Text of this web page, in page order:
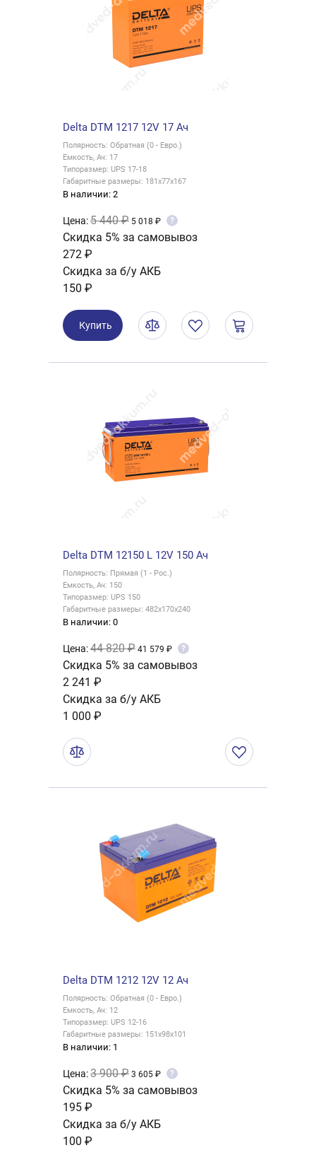
Delta DTM 1217 12V 17 Ач
Полярность: Обратная (0 - Евро.)
Емкость, Ач: 17
Типоразмер: UPS 17-18
Габаритные размеры: 181x77x167
В наличии: 2
Цена:5 440 ₽ 5 018 ₽ ?
Скидка 5% за самовывоз
272 ₽
Скидка за б/у АКБ
150 ₽
Купить
Delta DTM 12150 L 12V 150 Ач
Полярность: Прямая (1 - Рос.)
Емкость, Ач: 150
Типоразмер: UPS 150
Габаритные размеры: 482x170x240
В наличии: 0
Цена:44 820 ₽ 41 579 ₽ ?
Скидка 5% за самовывоз
2 241 ₽
Скидка за б/у АКБ
1 000 ₽
Delta DTM 1212 12V 12 Ач
Полярность: Обратная (0 - Евро.)
Емкость, Ач: 12
Типоразмер: UPS 12-16
Габаритные размеры: 151x98x101
В наличии: 1
Цена:3 900 ₽ 3 605 ₽ ?
Скидка 5% за самовывоз
195 ₽
Скидка за б/у АКБ
100 ₽